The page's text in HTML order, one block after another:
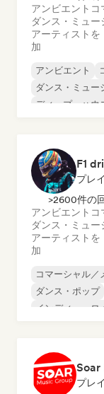
アンビエント コ
ダンス・ミュー
アーティストを
加
アンビエント
ダンス・ミュー
ディープ・ハウ
F1
プレ
>2600件の
アンビエント コ
ダンス・ミュー
アーティストを
加
コマーシャル／
ダンス・ポップ
インディー・ロ
Soar
プレ